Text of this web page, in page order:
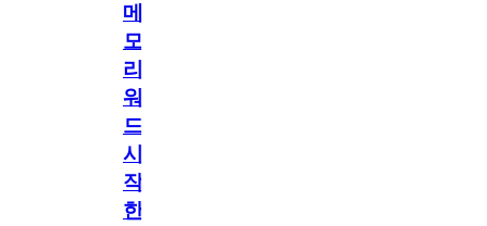
메
모
리
워
드
시
작
한